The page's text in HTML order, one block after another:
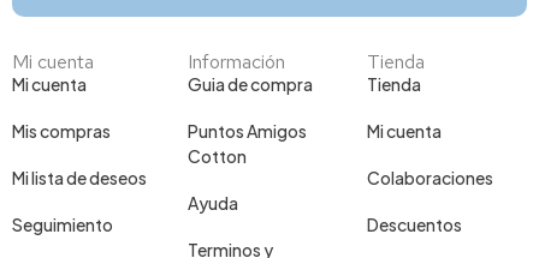
Mi cuenta
Mi cuenta
Mis compras
Mi lista de deseos
Seguimiento
Información
Guia de compra
Puntos Amigos
Cotton
Ayuda
Terminos y
Tienda
Tienda
Mi cuenta
Colaboraciones
Descuentos